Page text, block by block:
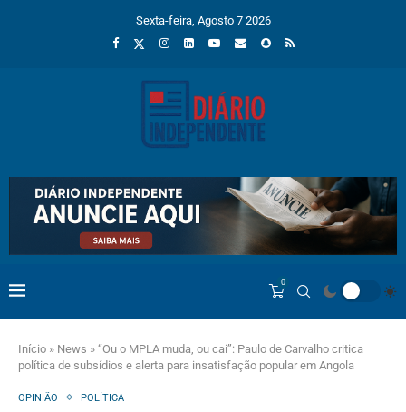
Sexta-feira, Agosto 7 2026
0
Início » News » “Ou o MPLA muda, ou cai”: Paulo de Carvalho critica
política de subsídios e alerta para insatisfação popular em Angola
OPINIÃO POLÍTICA